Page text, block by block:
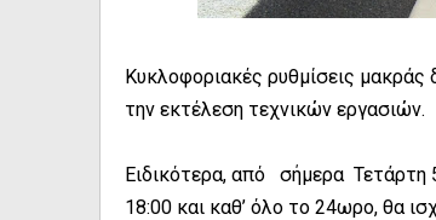
Κυκλοφοριακές ρυθμίσεις μακράς
την εκτέλεση τεχνικών εργασιών.
Ειδικότερα, από σήμερα Τετάρτη
18:00 και καθ’ όλο το 24ωρο, θα